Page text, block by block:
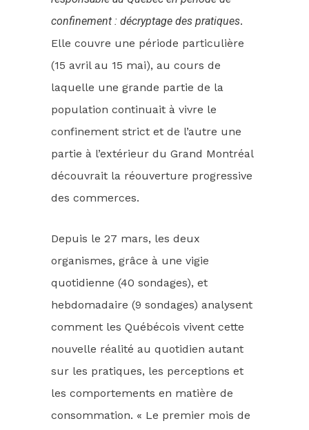
confinement : décryptage des pratiques.
Elle couvre une période particulière
(15 avril au 15 mai), au cours de
laquelle une grande partie de la
population continuait à vivre le
confinement strict et de l’autre une
partie à l’extérieur du Grand Montréal
découvrait la réouverture progressive
des commerces.
Depuis le 27 mars, les deux
organismes, grâce à une vigie
quotidienne (40 sondages), et
hebdomadaire (9 sondages) analysent
comment les Québécois vivent cette
nouvelle réalité au quotidien autant
sur les pratiques, les perceptions et
les comportements en matière de
consommation. « Le premier mois de